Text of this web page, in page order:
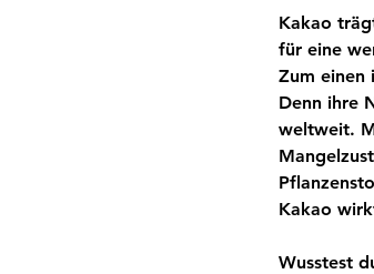
Kakao
für eine
Zum einen
Denn ihre
weltweit.
Kakao
Wusstest